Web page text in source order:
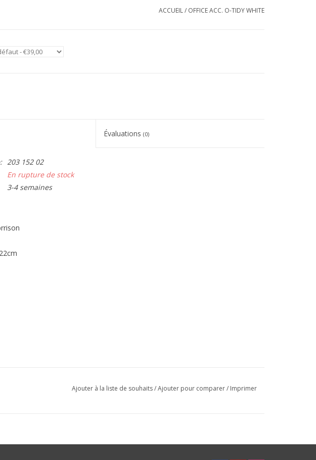
ACCUEIL/ OFFICE ACC. O-TIDY WHITE
Évaluations(0)
203 152 02
En rupture de stock
3-4 semaines
Ajouter à la liste de souhaits/Ajouter pour comparer/ Imprimer